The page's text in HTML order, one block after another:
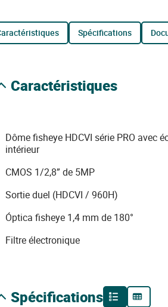
caractéristiques spécifications
caractéristiques
Dôme fisheye HDCVI série PRO avec
intérieur
CMOS 1/2,8” de 5MP
Sortie duel (HDCVI / 960H)
Óptica fisheye 1,4 mm de 180°
Filtre électronique
spécifications